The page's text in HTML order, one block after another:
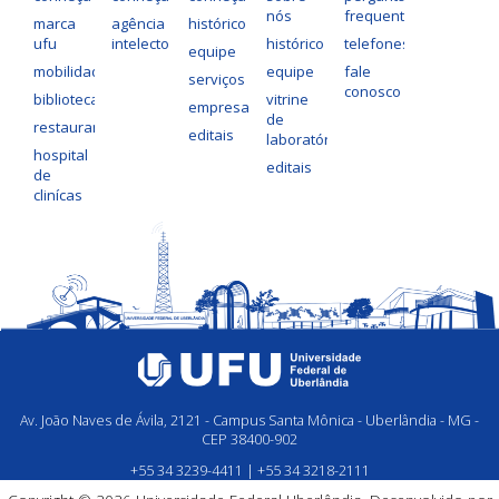
marca
ufu
mobilidade
bibliotecas
restaurantes
hospital
de
clinícas
agência
intelecto
histórico
equipe
serviços
empresas
editais
nós
histórico
equipe
vitrine
de
laboratórios
editais
frequentes
telefones
fale
conosco
Av. João Naves de Ávila, 2121 - Campus Santa Mônica - Uberlândia - MG -
CEP 38400-902
+55 34 3239-4411 | +55 34 3218-2111